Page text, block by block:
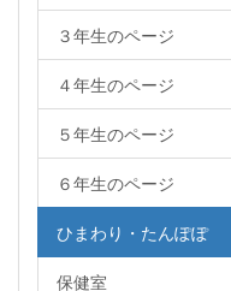
３年生のページ
４年生のページ
５年生のページ
６年生のページ
ひまわり・たんぽぽ
保健室